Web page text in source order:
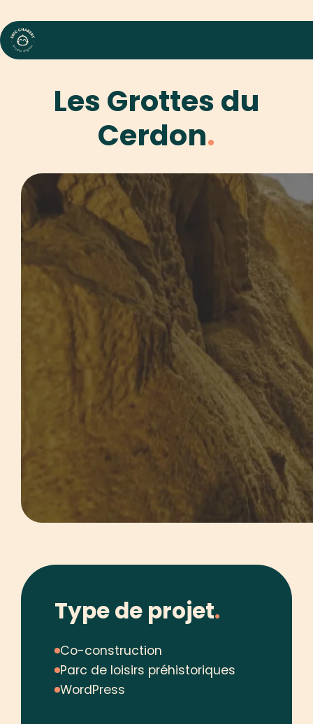
Eric Chabert : Création graphique &
Les Grottes du
Cerdon
Type de projet
Co-construction
Parc de loisirs préhistoriques
WordPress